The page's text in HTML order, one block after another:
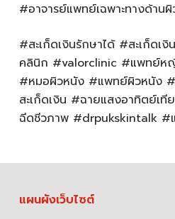
#อาจารย์แพทย์เฉพาะทางด้าน
#สะเก็ดเงินรักษาได้ #สะเก็ดเ
คลินิก #valorclinic #แพทย์ห
#หมอผิวหนัง #แพทย์ผิวหนัง #
สะเก็ดเงิน #ฉายแสงอาทิตย์เ
ฉีดชีวภาพ #drpukskintalk #
แผนผังเว็บไซต์